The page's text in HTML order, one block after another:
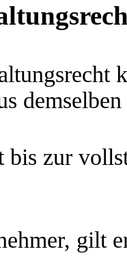
bis zur
gilt